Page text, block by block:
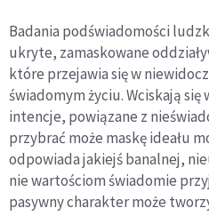
Badania podświadomości
ukryte, zamaskowane
które przejawia się w
świadomym życiu. Wciskają
intencje, powiązane z
przybrać może maskę ideału
odpowiada jakiejś banalnej,
nie wartościom świadomie
pasywny charakter może